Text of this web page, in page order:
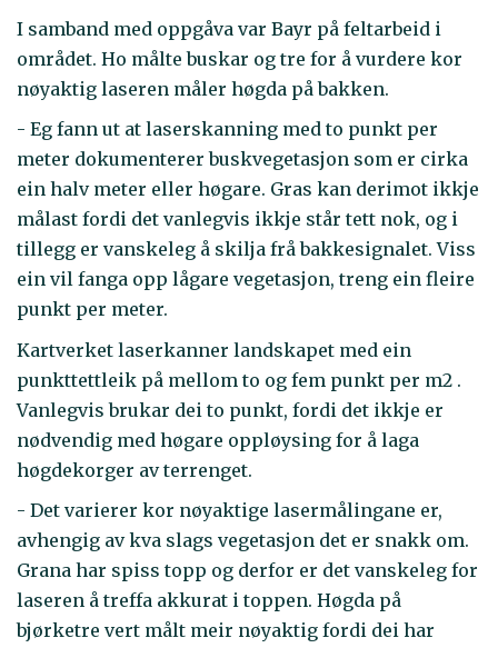
I samband med oppgåva var Bayr på feltarbeid i
området. Ho målte buskar og tre for å vurdere kor
nøyaktig laseren måler høgda på bakken.
- Eg fann ut at laserskanning med to punkt per
meter dokumenterer buskvegetasjon som er cirka
ein halv meter eller høgare. Gras kan derimot ikkje
målast fordi det vanlegvis ikkje står tett nok, og i
tillegg er vanskeleg å skilja frå bakkesignalet. Viss
ein vil fanga opp lågare vegetasjon, treng ein fleire
punkt per meter.
Kartverket laserkanner landskapet med ein
punkttettleik på mellom to og fem punkt per m2 .
Vanlegvis brukar dei to punkt, fordi det ikkje er
nødvendig med høgare oppløysing for å laga
høgdekorger av terrenget.
- Det varierer kor nøyaktige lasermålingane er,
avhengig av kva slags vegetasjon det er snakk om.
Grana har spiss topp og derfor er det vanskeleg for
laseren å treffa akkurat i toppen. Høgda på
bjørketre vert målt meir nøyaktig fordi dei har